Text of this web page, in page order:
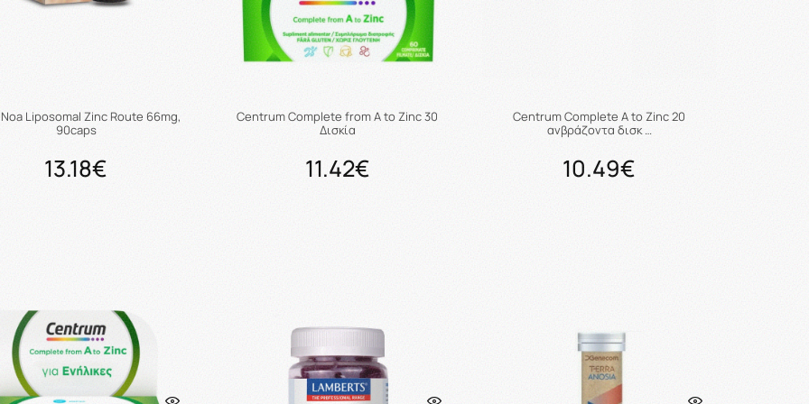
Liposomal Zinc Route 66mg,
90caps
13.18€
Προσθήκη στο καλάθι
Centrum Complete from A to Zinc 30
Δισκία
11.42€
Προσθήκη στο καλάθι
Centrum Complete A to Zinc 20
ανβράζοντα δισκ …
10.49€
Προσθήκη στο καλάθι